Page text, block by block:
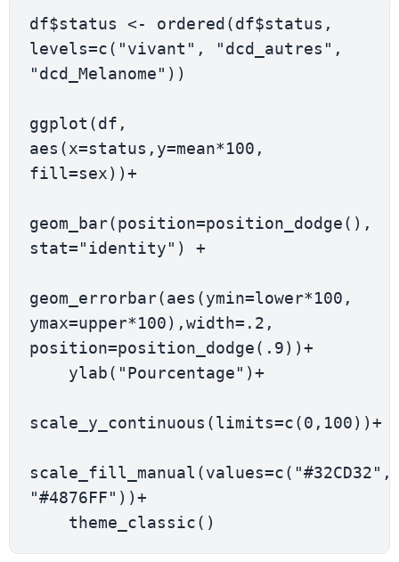
df$status <- ordered(df$status,
levels=c("vivant", "dcd_autres",
"dcd_Melanome"))
ggplot(df,
aes(x=status,y=mean*100,
fill=sex))+
geom_bar(position=position_dodge(),
stat="identity") +
geom_errorbar(aes(ymin=lower*100,
ymax=upper*100),width=.2,
position=position_dodge(.9))+
scale_y_continuous(limits=c(0,100))+
scale_fill_manual(values=c("#32CD32",
"#4876FF"))+